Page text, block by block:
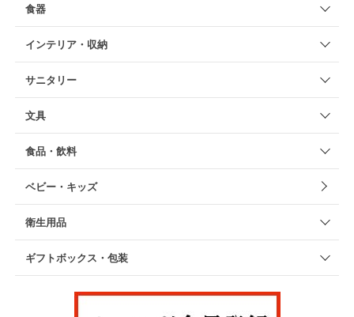
食器
インテリア・収納
サニタリー
文具
食品・飲料
ベビー・キッズ
衛生用品
ギフトボックス・包装